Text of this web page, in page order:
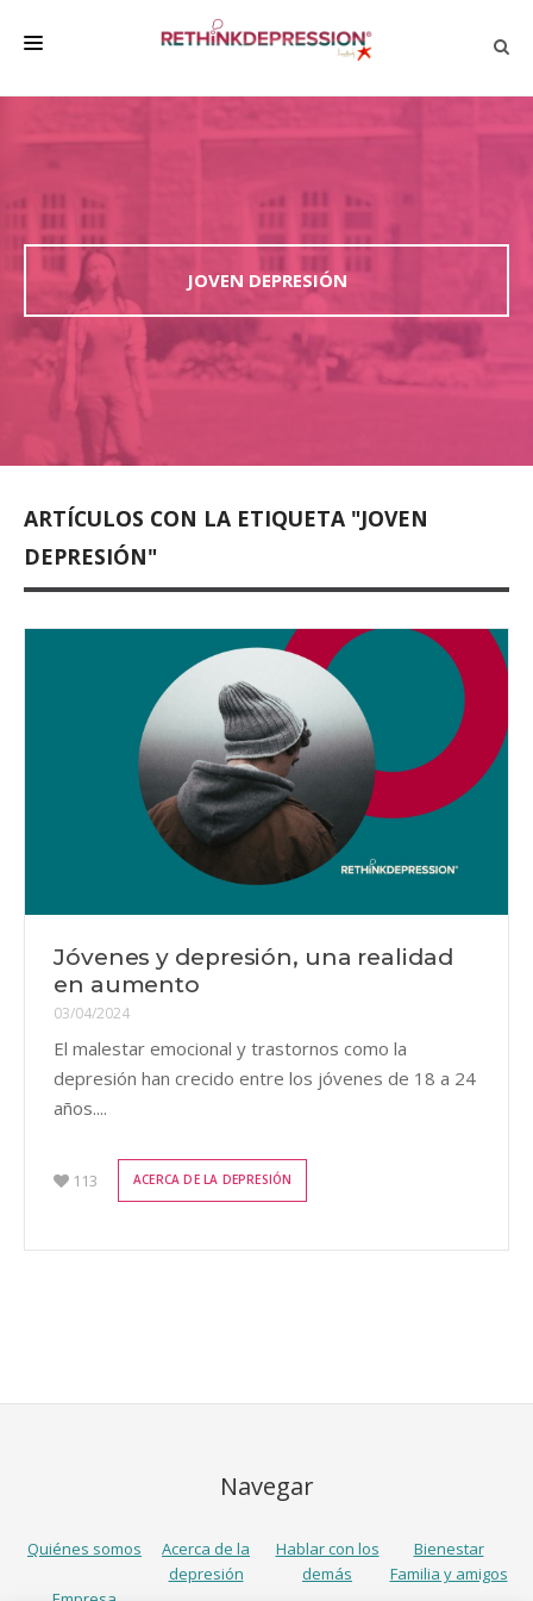
HABLAR CON LOS DEMÁS
BIENESTAR
FAMILIA Y AMIGOS
EMPRESA
DEPRESSÃO SEM RODEIOS
JOVEN DEPRESIÓN
ARTÍCULOS CON LA ETIQUETA "JOVEN
DEPRESIÓN"
Jóvenes y depresión, una realidad
en aumento
03/04/2024
El malestar emocional y trastornos como la
depresión han crecido entre los jóvenes de 18 a 24
años....
113 ACERCA DE LA DEPRESIÓN
Navegar
Quiénes somos
Acerca de la
depresión
Hablar con los
demás
Bienestar
Familia y amigos